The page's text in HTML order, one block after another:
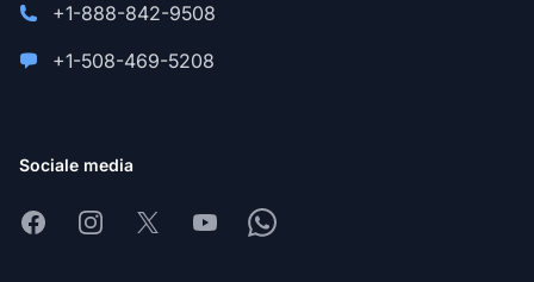
+1-888-842-9508
+1-508-469-5208
Sociale media
FacebookInstagram
X YoutubeWhatsapp